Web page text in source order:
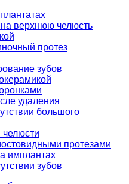
верхнюю челюсть
протез
зубов
удаления
большого
протезами
имплантах
зубов